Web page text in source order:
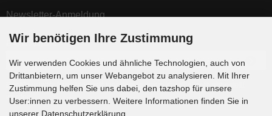
Newsletter-Anmeldung
E-Mail-Adresse:
Der Newsletter kann jederzeit hier oder in Ihrem Kundenkonto abbestellt
werden.
Wir benötigen Ihre Zustimmung
Wir verwenden Cookies und ähnliche Technologien, auch von
Drittanbietern, um unser Webangebot zu analysieren. Mit Ihrer
Zustimmung helfen Sie uns dabei, den tazshop für unsere
User:innen zu verbessern. Weitere Informationen finden Sie in
unserer Datenschutzerklärung.